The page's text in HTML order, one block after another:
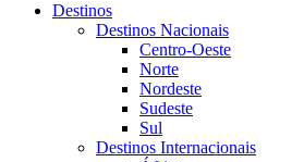
Destinos
Destinos Nacionais
Centro-Oeste
Norte
Nordeste
Sudeste
Sul
Destinos Internacionais